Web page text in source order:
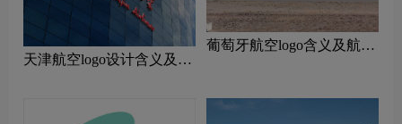
天津航空logo设计含义及设
‌葡萄牙航空logo含义及航空